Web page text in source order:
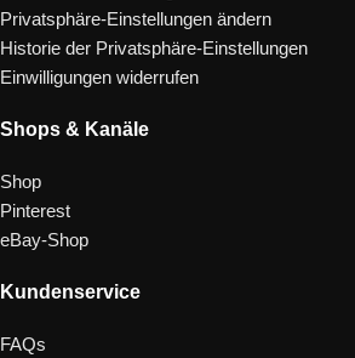
Privatsphäre-Einstellungen ändern
Historie der Privatsphäre-Einstellungen
Einwilligungen widerrufen
Shops & Kanäle
Shop
Pinterest
eBay-Shop
Kundenservice
FAQs